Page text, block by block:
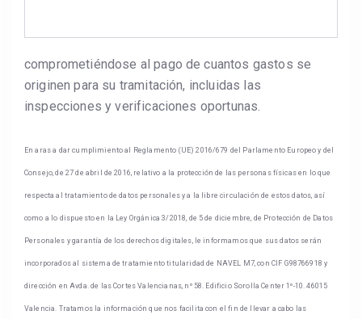
comprometiéndose al pago de cuantos gastos se
originen para su tramitación, incluidas las
inspecciones y verificaciones oportunas.
En aras a dar cumplimiento al Reglamento (UE) 2016/679 del Parlamento Europeo y del
Consejo, de 27 de abril de 2016, relativo a la protección de las personas físicas en lo que
respecta al tratamiento de datos personales y a la libre circulación de estos datos, así
como a lo dispuesto en la Ley Orgánica 3/2018, de 5 de diciembre, de Protección de Datos
Personales y garantía de los derechos digitales, le informamos que sus datos serán
incorporados al sistema de tratamiento titularidad de NAVEL M7, con CIF G98766918 y
dirección en Avda. de las Cortes Valencianas, nº 58. Edificio Sorolla Center 1º-10. 46015
Valencia. Tratamos la información que nos facilita con el fin de llevar a cabo las